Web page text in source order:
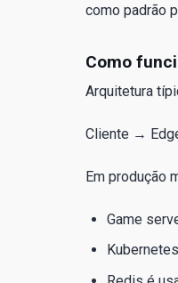
como padrão
Como
Arquitetura
Cliente →
Em produção
Game